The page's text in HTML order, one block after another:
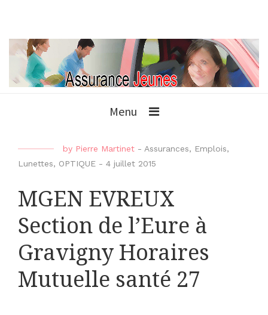
Menu
by Pierre Martinet - Assurances, Emplois,
Lunettes, OPTIQUE - 4 juillet 2015
MGEN EVREUX
Section de l’Eure à
Gravigny Horaires
Mutuelle santé 27